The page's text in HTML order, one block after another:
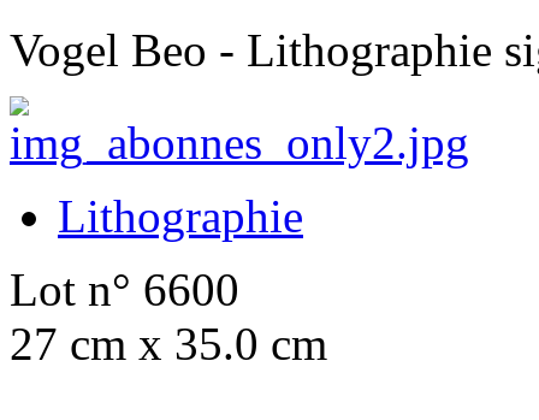
Vogel Beo - Lithographie
Lithographie
Lot n° 6600
27 cm x 35.0 cm